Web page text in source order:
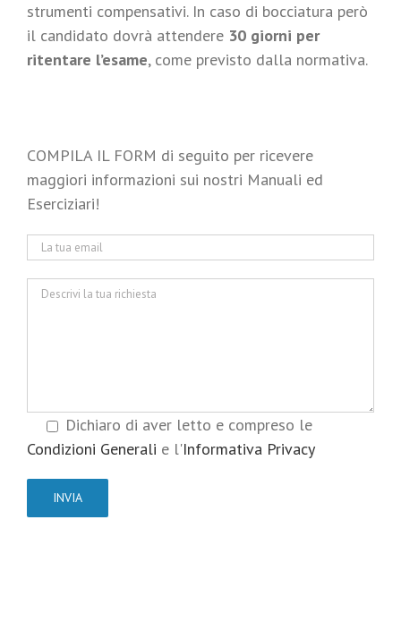
strumenti compensativi. In caso di bocciatura però
il candidato dovrà attendere 30 giorni per
ritentare l’esame, come previsto dalla normativa.
COMPILA IL FORM di seguito per ricevere
maggiori informazioni sui nostri Manuali ed
Eserciziari!
Dichiaro di aver letto e compreso le
Condizioni Generali e l'Informativa Privacy